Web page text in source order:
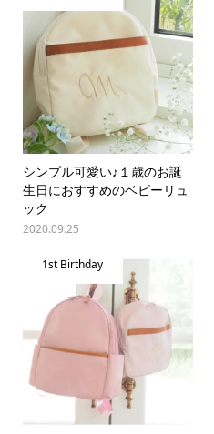
シンプル可愛い♪１歳のお誕
生日におすすめのベビーリュ
ック
2020.09.25
1st Birthday